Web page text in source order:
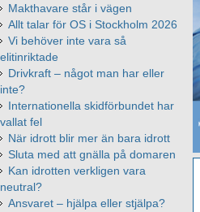
Makthavare står i vägen
Allt talar för OS i Stockholm 2026
Vi behöver inte vara så
elitinriktade
Drivkraft – något man har eller
inte?
Internationella skidförbundet har
vallat fel
När idrott blir mer än bara idrott
Sluta med att gnälla på domaren
Kan idrotten verkligen vara
neutral?
Ansvaret – hjälpa eller stjälpa?